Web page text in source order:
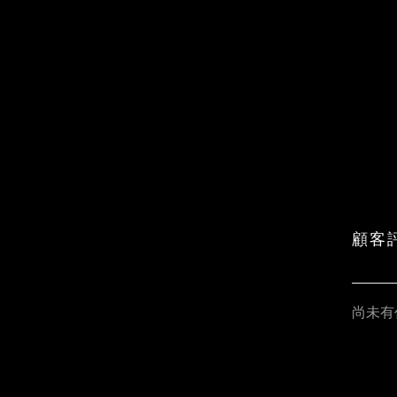
顧客
尚未